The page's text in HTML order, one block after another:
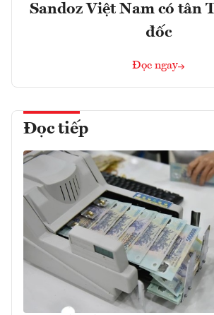
Sandoz Việt Nam có tân
đốc
Đọc ngay
Đọc tiếp